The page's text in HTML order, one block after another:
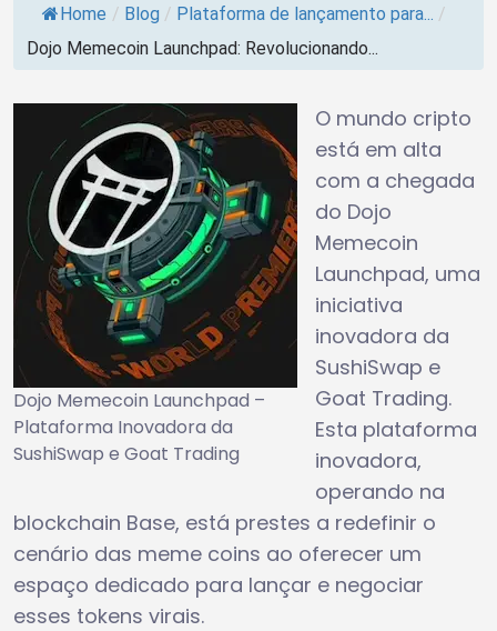
Home / Blog / Plataforma de lançamento para... /
Dojo Memecoin Launchpad: Revolucionando...
Dojo Memecoin Launchpad –
Plataforma Inovadora da
SushiSwap e Goat Trading
O mundo cripto
está em alta
com a chegada
do Dojo
Memecoin
Launchpad, uma
iniciativa
inovadora da
SushiSwap e
Goat Trading.
Esta plataforma
inovadora,
operando na
blockchain Base, está prestes a redefinir o
cenário das meme coins ao oferecer um
espaço dedicado para lançar e negociar
esses tokens virais.